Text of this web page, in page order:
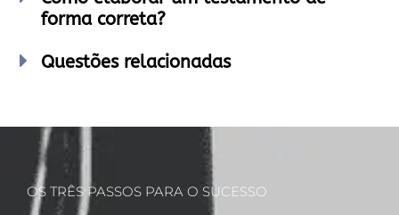
forma correta?
Questões relacionadas
OS TRÊS PASSOS PARA O SUCESSO